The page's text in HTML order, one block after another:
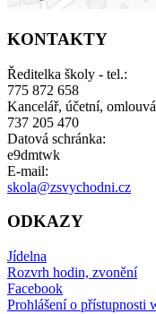
KONTAKTY
Ředitelka školy - tel.:
775 872 658
Kancelář, účetní,
737 205 470
Datová schránka:
e9dmtwk
E-mail:
skola@zsvychodni.cz
ODKAZY
Jídelna
Rozvrh hodin, zvonění
Facebook
Prohlášení o přístupnosti